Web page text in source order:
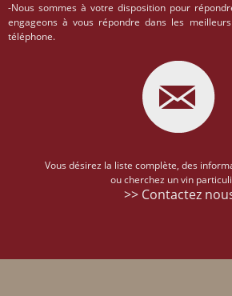
-Nous sommes à votre disposition pour
engageons à vous répondre dans les
téléphone.
Vous désirez la liste complète, des
ou cherchez un vin
>> Contactez